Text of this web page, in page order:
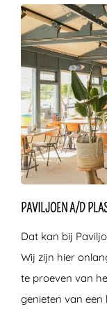
PAVILJOEN A/D
Dat kan bij
Wij zijn hier
te proeven van
genieten van een